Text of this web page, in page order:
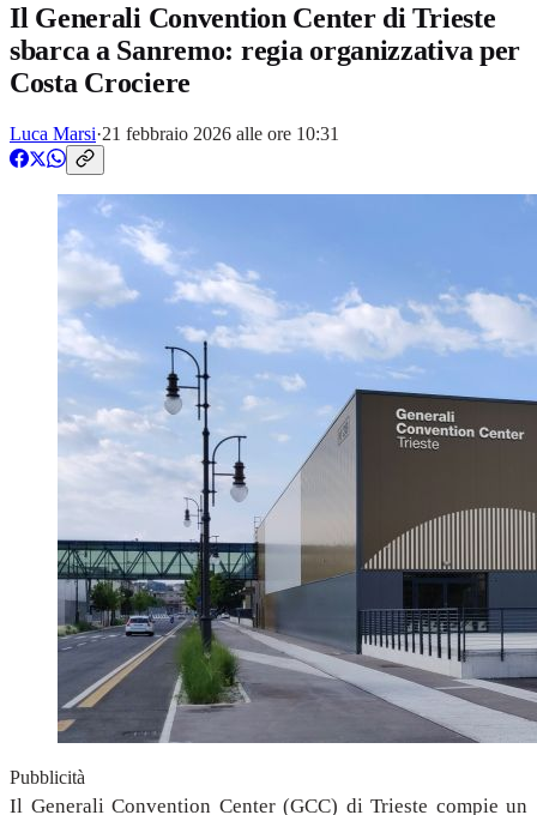
Il Generali Convention Center di Trieste
sbarca a Sanremo: regia organizzativa per
Costa Crociere
Luca Marsi·21 febbraio 2026 alle ore 10:31
Pubblicità
Il Generali Convention Center (GCC) di Trieste compie un